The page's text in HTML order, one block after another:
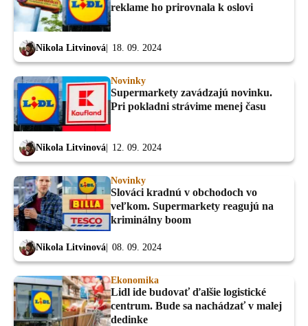
reklame ho prirovnala k oslovi
Nikola Litvinová 18. 09. 2024
Novinky
Supermarkety zavádzajú novinku.
Pri pokladni strávime menej času
Nikola Litvinová 12. 09. 2024
Novinky
Slováci kradnú v obchodoch vo
veľkom. Supermarkety reagujú na
kriminálny boom
Nikola Litvinová 08. 09. 2024
Ekonomika
Lidl ide budovať ďalšie logistické
centrum. Bude sa nachádzať v malej
dedinke